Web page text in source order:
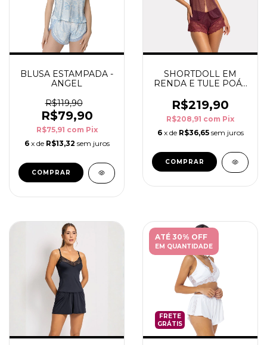
BLUSA ESTAMPADA -
ANGEL
R$119,90
R$79,90
R$75,91 com Pix
6 x de R$13,32 sem juros
COMPRAR
SHORTDOLL EM
RENDA E TULE POÁ -
R$219,90
R$208,91 com Pix
6 x de R$36,65 sem juros
COMPRAR
ATÉ 30% OFF
EM QUANTIDADE
FRETE
GRÁTIS